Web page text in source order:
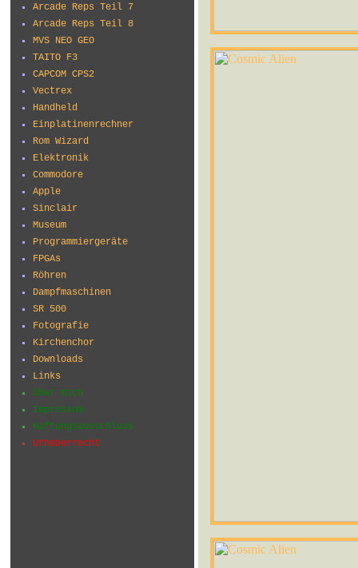
Arcade Reps Teil 7
Arcade Reps Teil 8
MVS NEO GEO
TAITO F3
CAPCOM CPS2
Vectrex
Handheld
Einplatinenrechner
Rom Wizard
Elektronik
Commodore
Apple
Sinclair
Museum
Programmiergeräte
FPGAs
Röhren
Dampfmaschinen
SR 500
Fotografie
Kirchenchor
Downloads
Links
Über mich
Impressum
Haftungsausschluss
Urheberrecht